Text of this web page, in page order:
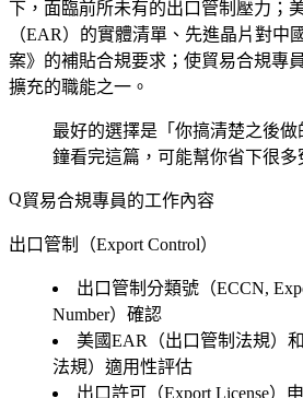
下，面臨前所未有的出口管制壓力；
（EAR）的實體清單、先進晶片對中
案》的補貼合規要求；使貿易合規專
擴充的職能之一。
最好的選擇是「你搞清楚之後做
鐘看完這篇，可能幫你省下很多
貿易合規專員的工作內容
出口管制（Export Control）
出口管制分類號（ECCN,
Number）確認
美國EAR（出口管制法規）
法規）適用性評估
出口許可（Export License）